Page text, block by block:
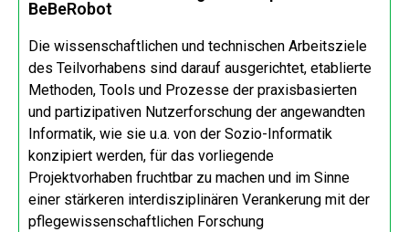
BeBeRobot
Die wissenschaftlichen und technischen Arbeitsziele
des Teilvorhabens sind darauf ausgerichtet, etablierte
Methoden, Tools und Prozesse der praxisbasierten
und partizipativen Nutzerforschung der angewandten
Informatik, wie sie u.a. von der Sozio-Informatik
konzipiert werden, für das vorliegende
Projektvorhaben fruchtbar zu machen und im Sinne
einer stärkeren interdisziplinären Verankerung mit der
pflegewissenschaftlichen Forschung